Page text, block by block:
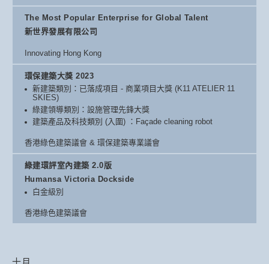
The Most Popular Enterprise for Global Talent
新世界發展有限公司
Innovating Hong Kong
環保建築大獎 2023
新建築類別：已落成項目 - 商業項目大獎 (K11 ATELIER 11
SKIES)
綠建領導類別：設施管理先鋒大獎
建築產品及科技類別 (入圍) ：Façade cleaning robot
香港綠色建築議會 & 環保建築專業議會
綠建環評室內建築 2.0版
Humansa Victoria Dockside
白金級別
香港綠色建築議會
十月